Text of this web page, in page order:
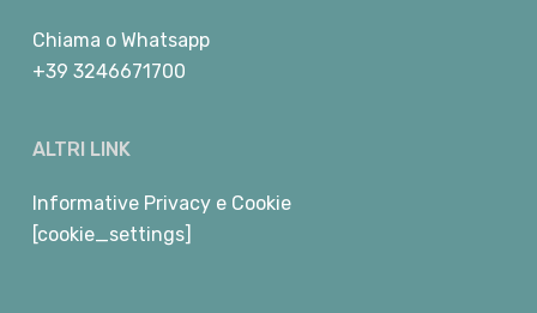
Chiama o Whatsapp
+39 3246671700
ALTRI LINK
Informative Privacy e Cookie
[cookie_settings]